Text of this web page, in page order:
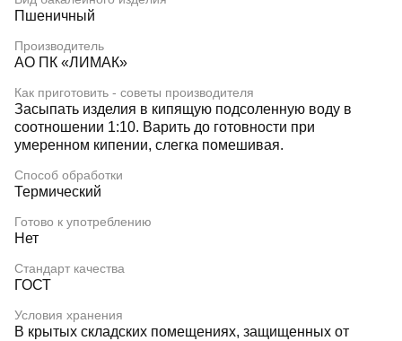
Пшеничный
Производитель
АО ПК «ЛИМАК»
Как приготовить - советы производителя
Засыпать изделия в кипящую подсоленную воду в
соотношении 1:10. Варить до готовности при
умеренном кипении, слегка помешивая.
Способ обработки
Термический
Готово к употреблению
Нет
Стандарт качества
ГОСТ
Условия хранения
В крытых складских помещениях, защищенных от